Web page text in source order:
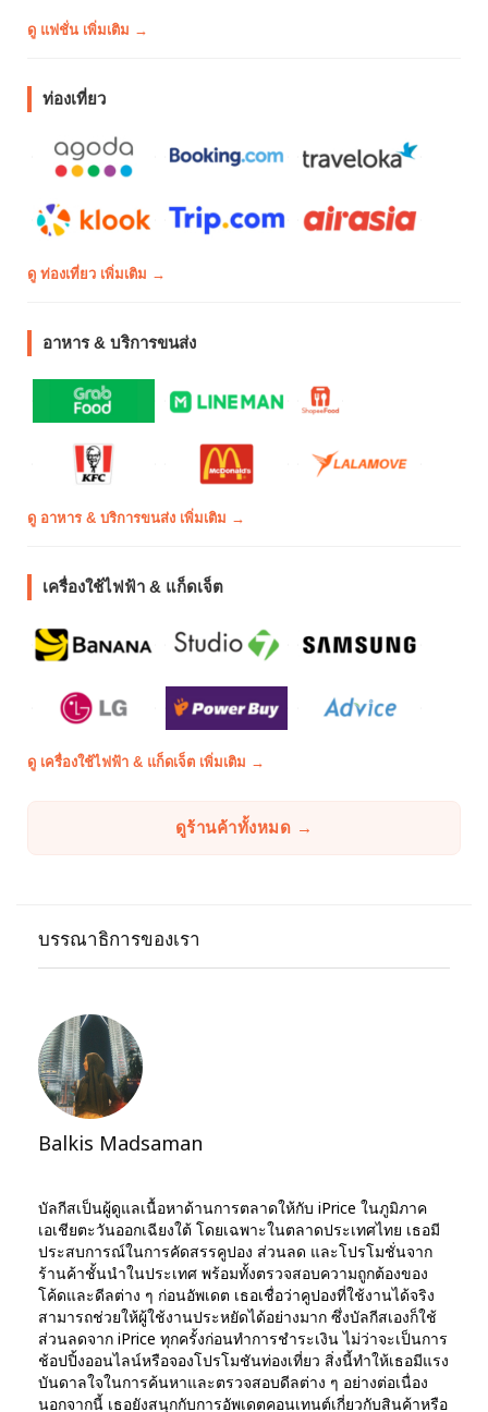
ดู แฟชั่น เพิ่มเติม →
ท่องเที่ยว
ดู ท่องเที่ยว เพิ่มเติม →
อาหาร & บริการขนส่ง
ดู อาหาร & บริการขนส่ง เพิ่มเติม →
เครื่องใช้ไฟฟ้า & แก็ดเจ็ต
ดู เครื่องใช้ไฟฟ้า & แก็ดเจ็ต เพิ่มเติม →
ดูร้านค้าทั้งหมด →
บรรณาธิการของเรา
Balkis Madsaman
บัลกีสเป็นผู้ดูแลเนื้อหาด้านการตลาดให้กับ iPrice ในภูมิภาค
เอเชียตะวันออกเฉียงใต้ โดยเฉพาะในตลาดประเทศไทย เธอมี
ประสบการณ์ในการคัดสรรคูปอง ส่วนลด และโปรโมชั่นจาก
ร้านค้าชั้นนำในประเทศ พร้อมทั้งตรวจสอบความถูกต้องของ
โค้ดและดีลต่าง ๆ ก่อนอัพเดต เธอเชื่อว่าคูปองที่ใช้งานได้จริง
สามารถช่วยให้ผู้ใช้งานประหยัดได้อย่างมาก ซึ่งบัลกีสเองก็ใช้
ส่วนลดจาก iPrice ทุกครั้งก่อนทำการชำระเงิน ไม่ว่าจะเป็นการ
ช้อปปิ้งออนไลน์หรือจองโปรโมชันท่องเที่ยว สิ่งนี้ทำให้เธอมีแรง
บันดาลใจในการค้นหาและตรวจสอบดีลต่าง ๆ อย่างต่อเนื่อง
นอกจากนี้ เธอยังสนุกกับการอัพเดตคอนเทนต์เกี่ยวกับสินค้าหรือ